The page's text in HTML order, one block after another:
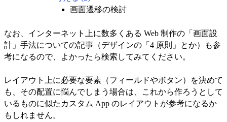
画面遷移の検討
なお、インターネット上に数多くある Web 制作の「画面設
計」手法についての記事（デザインの「4 原則」とか）も参
考になるので、よかったら検索してみてください。
レイアウト上に必要な要素（フィールドやボタン）を決めて
も、その配置に悩んでしまう場合は、これから作ろうとして
いるものに似たカスタム App のレイアウトが参考になるか
もしれません。